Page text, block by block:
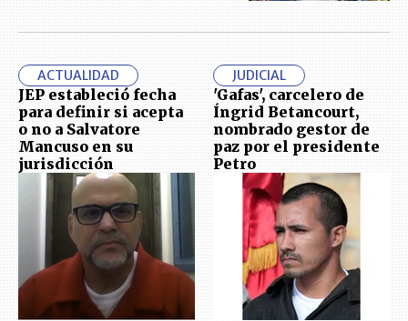
ACTUALIDAD
JEP estableció fecha
para definir si acepta
o no a Salvatore
Mancuso en su
jurisdicción
JUDICIAL
'Gafas', carcelero de
Íngrid Betancourt,
nombrado gestor de
paz por el presidente
Petro